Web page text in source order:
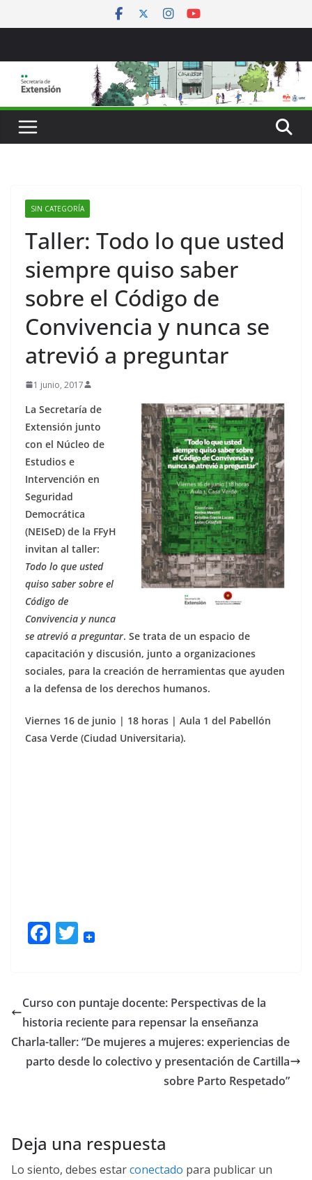
al
SIN CATEGORÍA
Taller: Todo lo que usted
siempre quiso saber
sobre el Código de
Convivencia y nunca se
atrevió a preguntar
1 junio, 2017
La Secretaría de
Extensión junto
con el Núcleo de
Estudios e
Intervención en
Seguridad
Democrática
(NEISeD) de la FFyH
invitan al taller:
Todo lo que usted
quiso saber sobre el
Código de
Convivencia y nunca
se atrevió a preguntar. Se trata de un espacio de
capacitación y discusión, junto a organizaciones
sociales, para la creación de herramientas que ayuden
a la defensa de los derechos humanos.
Viernes 16 de junio | 18 horas | Aula 1 del Pabellón
Casa Verde (Ciudad Universitaria).
F
b
o
o
k
T
er
Curso con puntaje docente: Perspectivas de la
historia reciente para repensar la enseñanza
Charla-taller: “De mujeres a mujeres: experiencias de
parto desde lo colectivo y presentación de Cartilla
sobre Parto Respetado”
Deja una respuesta
Lo siento, debes estarconectado para publicar un